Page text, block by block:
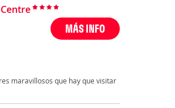
MÁS INFO
maravillosos que hay que visitar